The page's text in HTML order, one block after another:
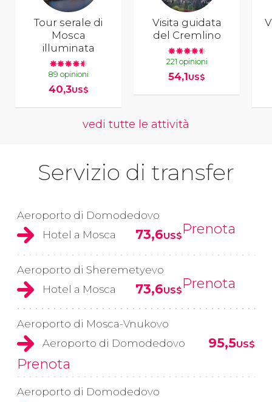
Tour serale di
Mosca
illuminata
89 opinioni
40,3US$
Visita guidata
del Cremlino
221 opinioni
54,1US$
vedi tutte le attività
Servizio di transfer
Aeroporto di Domodedovo
Hotel a Mosca
73,6US$Prenota
Aeroporto di Sheremetyevo
Hotel a Mosca
73,6US$Prenota
Aeroporto di Mosca-Vnukovo
Aeroporto di Domodedovo
95,5US$
Prenota
Aeroporto di Domodedovo